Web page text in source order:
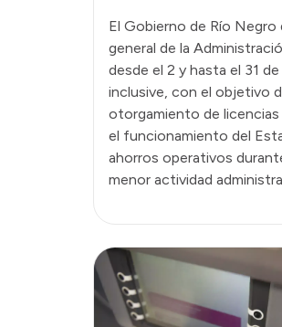
El Gobierno de Río
general de la
desde el 2 y hasta el 31
inclusive, con el objetivo
otorgamiento de licencias
el funcionamiento del
ahorros operativos
menor actividad